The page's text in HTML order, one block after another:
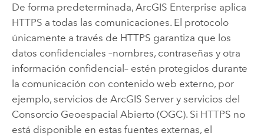
De forma predeterminada, ArcGIS Enterprise aplica
HTTPS a todas las comunicaciones. El protocolo
únicamente a través de HTTPS garantiza que los
datos confidenciales –nombres, contraseñas y otra
información confidencial– estén protegidos durante
la comunicación con contenido web externo, por
ejemplo, servicios de ArcGIS Servery servicios del
Consorcio Geoespacial Abierto (OGC). Si HTTPS no
está disponible en estas fuentes externas, el